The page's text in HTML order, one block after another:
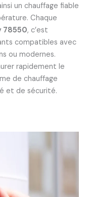
un chauffage fiable
Chaque
78550, c’est
compatibles avec
ou modernes.
rapidement le
de chauffage
et de sécurité.